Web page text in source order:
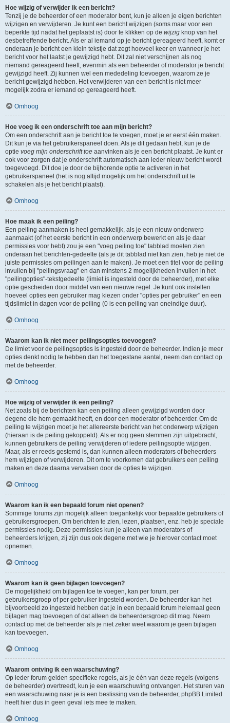
Hoe wijzig of verwijder ik een bericht?
Tenzij je de beheerder of een moderator bent, kun je alleen je eigen berichten
wijzigen en verwijderen. Je kunt een bericht wijzigen (soms maar voor een
beperkte tijd nadat het geplaatst is) door te klikken op de wijzig knop van het
desbetreffende bericht. Als er al iemand op je bericht gereageerd heeft, komt er
onderaan je bericht een klein tekstje dat zegt hoeveel keer en wanneer je het
bericht voor het laatst je gewijzigd hebt. Dit zal niet verschijnen als nog
niemand gereageerd heeft, evenmin als een beheerder of moderator je bericht
gewijzigd heeft. Zij kunnen wel een mededeling toevoegen, waarom ze je
bericht gewijzigd hebben. Het verwijderen van een bericht is niet meer
mogelijk zodra er iemand op gereageerd heeft.
Omhoog
Hoe voeg ik een onderschrift toe aan mijn bericht?
Om een onderschrift aan je bericht toe te voegen, moet je er eerst één maken.
Dit kun je via het gebruikerspaneel doen. Als je dit gedaan hebt, kun je de
optie voeg mijn onderschrift toe aanvinken als je een bericht plaatst. Je kunt er
ook voor zorgen dat je onderschrift automatisch aan ieder nieuw bericht wordt
toegevoegd. Dit doe je door de bijhorende optie te activeren in het
gebruikerspaneel (het is nog altijd mogelijk om het onderschrift uit te
schakelen als je het bericht plaatst).
Omhoog
Hoe maak ik een peiling?
Een peiling aanmaken is heel gemakkelijk, als je een nieuw onderwerp
aanmaakt (of het eerste bericht in een onderwerp bewerkt en als je daar
permissies voor hebt) zou je een "voeg peiling toe" tabblad moeten zien
onderaan het berichten-gedeelte (als je dit tabblad niet kan zien, heb je niet de
juiste permissies om peilingen aan te maken). Je moet een titel voor de peiling
invullen bij "peilingsvraag" en dan minstens 2 mogelijkheden invullen in het
"peilingopties"-tekstgedeelte (limiet is ingesteld door de beheerder), met elke
optie gescheiden door middel van een nieuwe regel. Je kunt ook instellen
hoeveel opties een gebruiker mag kiezen onder "opties per gebruiker" en een
tijdslimiet in dagen voor de peiling (0 is een peiling van oneindige duur).
Omhoog
Waarom kan ik niet meer peilingsopties toevoegen?
De limiet voor de peilingsopties is ingesteld door de beheerder. Indien je meer
opties denkt nodig te hebben dan het toegestane aantal, neem dan contact op
met de beheerder.
Omhoog
Hoe wijzig of verwijder ik een peiling?
Net zoals bij de berichten kan een peiling alleen gewijzigd worden door
degene die hem gemaakt heeft, en door een moderator of beheerder. Om de
peiling te wijzigen moet je het allereerste bericht van het onderwerp wijzigen
(hieraan is de peiling gekoppeld). Als er nog geen stemmen zijn uitgebracht,
kunnen gebruikers de peiling verwijderen of iedere peilingsoptie wijzigen.
Maar, als er reeds gestemd is, dan kunnen alleen moderators of beheerders
hem wijzigen of verwijderen. Dit om te voorkomen dat gebruikers een peiling
maken en deze daarna vervalsen door de opties te wijzigen.
Omhoog
Waarom kan ik een bepaald forum niet openen?
Sommige forums zijn mogelijk alleen toegankelijk voor bepaalde gebruikers of
gebruikersgroepen. Om berichten te zien, lezen, plaatsen, enz. heb je speciale
permissies nodig. Deze permissies kun je alleen van moderators of
beheerders krijgen, zij zijn dus ook degene met wie je hierover contact moet
opnemen.
Omhoog
Waarom kan ik geen bijlagen toevoegen?
De mogelijkheid om bijlagen toe te voegen, kan per forum, per
gebruikersgroep of per gebruiker ingesteld worden. De beheerder kan het
bijvoorbeeld zo ingesteld hebben dat je in een bepaald forum helemaal geen
bijlagen mag toevoegen of dat alleen de beheerdersgroep dit mag. Neem
contact op met de beheerder als je niet zeker weet waarom je geen bijlagen
kan toevoegen.
Omhoog
Waarom ontving ik een waarschuwing?
Op ieder forum gelden specifieke regels, als je één van deze regels (volgens
de beheerder) overtreedt, kun je een waarschuwing ontvangen. Het sturen van
een waarschuwing naar je is een beslissing van de beheerder, phpBB Limited
heeft hier dus in geen geval iets mee te maken.
Omhoog